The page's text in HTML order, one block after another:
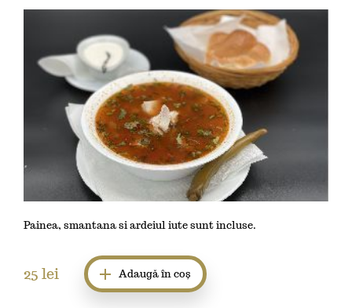
Painea, smantana si ardeiul iute sunt incluse.
25 lei Adaugă în coș